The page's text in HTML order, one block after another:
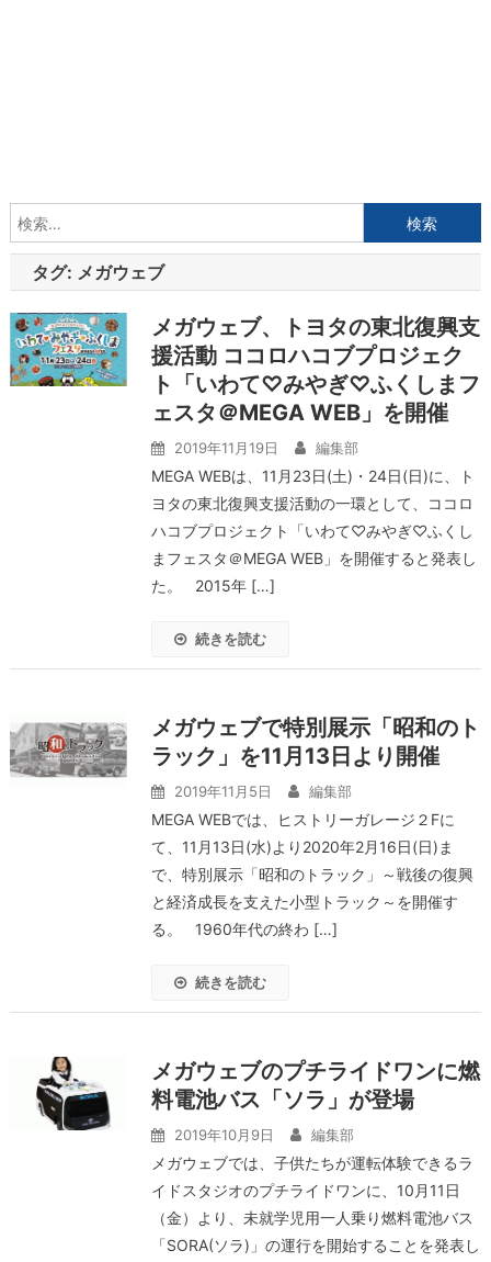
索:
タグ: メガウェブ
メガウェブ、トヨタの東北復興支
援活動 ココロハコブプロジェク
ト「いわて♡みやぎ♡ふくしまフ
ェスタ＠MEGA WEB」を開催
2019年11月19日 編集部
MEGA WEBは、11月23日(土)・24日(日)に、ト
ヨタの東北復興支援活動の一環として、ココロ
ハコブプロジェクト「いわて♡みやぎ♡ふくし
まフェスタ＠MEGA WEB」を開催すると発表し
た。 2015年 […]
続きを読む
メガウェブで特別展示「昭和のト
ラック」を11月13日より開催
2019年11月5日 編集部
MEGA WEBでは、ヒストリーガレージ２Fに
て、11月13日(水)より2020年2月16日(日)ま
で、特別展示「昭和のトラック」～戦後の復興
と経済成長を支えた小型トラック～を開催す
る。 1960年代の終わ […]
続きを読む
メガウェブのプチライドワンに燃
料電池バス「ソラ」が登場
2019年10月9日 編集部
メガウェブでは、子供たちが運転体験できるラ
イドスタジオのプチライドワンに、10月11日
（金）より、未就学児用一人乗り燃料電池バス
「SORA(ソラ)」の運行を開始することを発表し